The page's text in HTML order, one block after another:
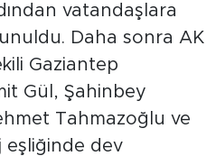
vatandaşlara
Daha sonra AK
Gaziantep
Gül, Şahinbey
Tahmazoğlu ve
dev